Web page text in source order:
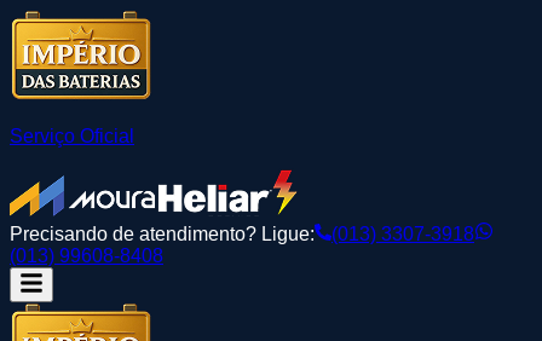
Serviço Oficial
Precisando de atendimento? Ligue:
(013) 3307-3918
(013) 99608-8408